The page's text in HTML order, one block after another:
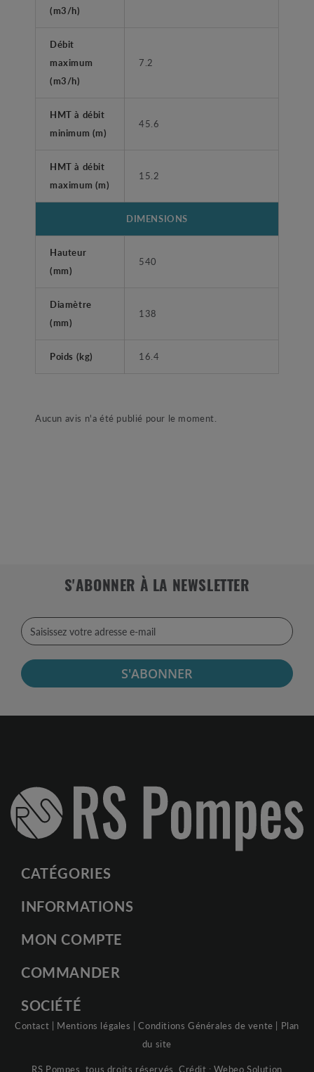
(m3/h)
Débit
maximum
(m3/h)
7.2
HMT à débit
minimum (m)
45.6
HMT à débit
maximum (m)
15.2
DIMENSIONS
Hauteur
(mm)
540
Diamètre
(mm)
138
Poids (kg) 16.4
Aucun avis n'a été publié pour le moment.
S'ABONNER À LA NEWSLETTER
S'ABONNER
CATÉGORIES
INFORMATIONS
MON COMPTE
COMMANDER
SOCIÉTÉ
Contact | Mentions légales |Conditions Générales de vente | Plan
du site
RS Pompes, tous droits réservés. Crédit :Webeo Solution